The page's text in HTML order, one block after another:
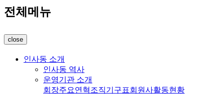
전체메뉴
close
인사동 소개
인사동 역사
운영기관 소개
회장주요연혁조직기구표회원사활동현황